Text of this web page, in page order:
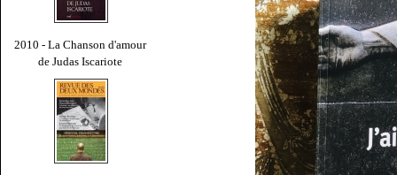
2010 - La Chanson d'amour
de Judas Iscariote